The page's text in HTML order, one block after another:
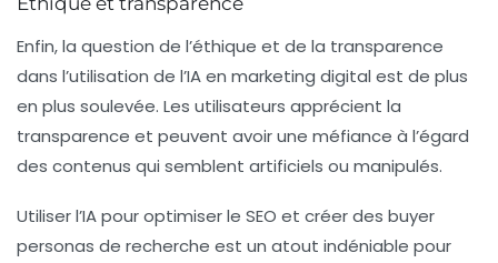
Enfin, la question de l’éthique et de la transparence
dans l’utilisation de l’IA en marketing digital est de plus
en plus soulevée. Les utilisateurs apprécient la
transparence et peuvent avoir une méfiance à l’égard
des contenus qui semblent artificiels ou manipulés.
Utiliser l’IA pour optimiser le SEO et créer des buyer
personas de recherche est un atout indéniable pour